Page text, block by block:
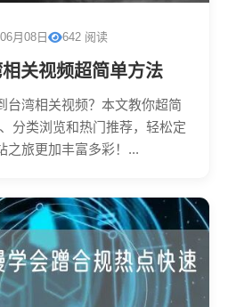
月08日 642 阅读
关视频超简单方法
台湾相关视频？本文教你超简
分类浏览和热门推荐，轻松定
之旅更加丰富多彩！...